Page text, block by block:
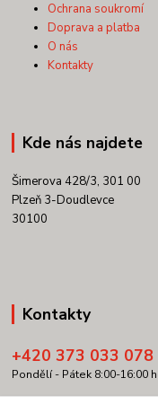
Ochrana soukromí
Doprava a platba
O nás
Kontakty
Kde nás najdete
Šimerova 428/3, 301 00
Plzeň 3-Doudlevce
30100
Kontakty
+420 373 033 078
Pondělí - Pátek 8:00-16:00